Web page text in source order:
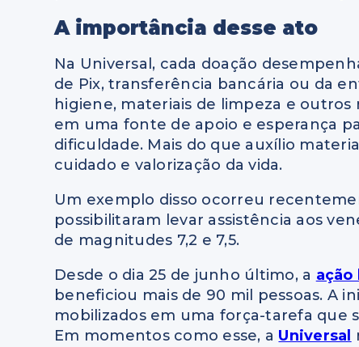
A importância desse ato
Na Universal, cada doação
de Pix, transferência bancária ou da
higiene, materiais de limpeza e
em uma fonte de apoio e esperança
dificuldade. Mais do que auxílio
cuidado e valorização da vida.
Um exemplo disso ocorreu
possibilitaram levar assistência aos
de magnitudes 7,2 e 7,5.
Desde o dia 25 de junho último, a ação
beneficiou mais de 90 mil pessoas. A
mobilizados em uma força-tarefa que
Em momentos como esse, a Universal